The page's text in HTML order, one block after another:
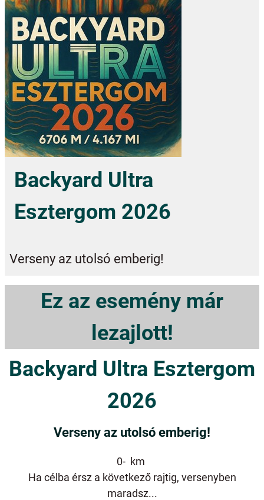
Backyard Ultra
Esztergom 2026
Verseny az utolsó emberig!
Ez az esemény már
lezajlott!
Backyard Ultra Esztergom
2026
Verseny az utolsó emberig!
0- km
Ha célba érsz a következő rajtig, versenyben
maradsz...